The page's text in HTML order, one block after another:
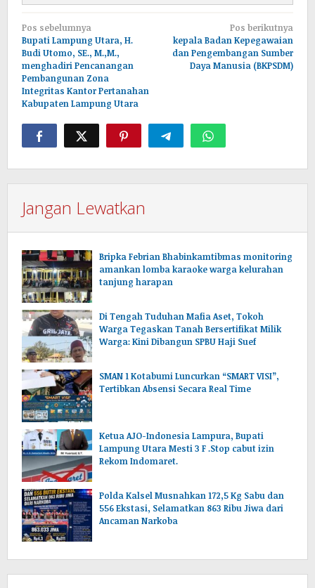
Navigasi
pos
Pos sebelumnya
Bupati Lampung Utara, H.
Budi Utomo, SE., M.,M.,
menghadiri Pencanangan
Pembangunan Zona
Integritas Kantor Pertanahan
Kabupaten Lampung Utara
Pos berikutnya
kepala Badan Kepegawaian
dan Pengembangan Sumber
Daya Manusia (BKPSDM)
Jangan Lewatkan
Bripka Febrian Bhabinkamtibmas monitoring
amankan lomba karaoke warga kelurahan
tanjung harapan
Di Tengah Tuduhan Mafia Aset, Tokoh
Warga Tegaskan Tanah Bersertifikat Milik
Warga: Kini Dibangun SPBU Haji Suef
SMAN 1 Kotabumi Luncurkan “SMART VISI”,
Tertibkan Absensi Secara Real Time
Ketua AJO-Indonesia Lampura, Bupati
Lampung Utara Mesti 3 F .Stop cabut izin
Rekom Indomaret.
Polda Kalsel Musnahkan 172,5 Kg Sabu dan
556 Ekstasi, Selamatkan 863 Ribu Jiwa dari
Ancaman Narkoba